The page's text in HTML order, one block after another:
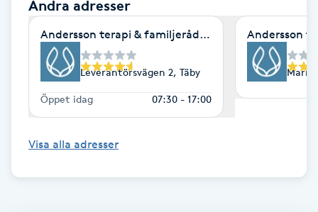
Hudföryngring
Huduppstramning
Hudvård
Hyaluronsyra
Andra adresser
Andersson terapi & familjerådgivning- Arninge,
Leverantörsvägen 2, Täby
Öppet idag 07:30 - 17:00
Andersson
Visa alla adresser